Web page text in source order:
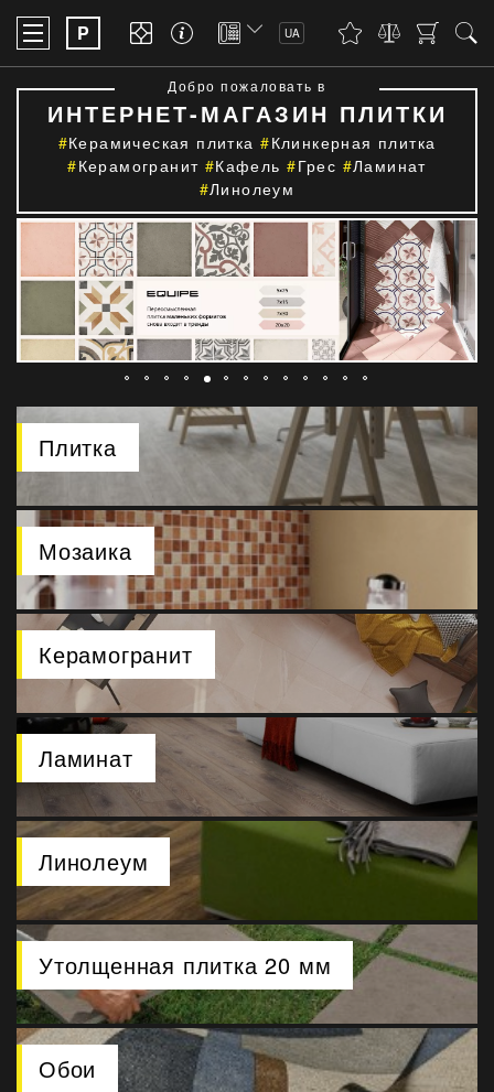
P UA
Добро пожаловать в
ИНТЕРНЕТ-МАГАЗИН ПЛИТКИ
Керамическая плитка
Клинкерная плитка
Керамогранит
Кафель Грес
Ламинат
Линолеум
Плитка
Мозаика
Керамогранит
Ламинат
Линолеум
Утолщенная плитка 20 мм
Обои